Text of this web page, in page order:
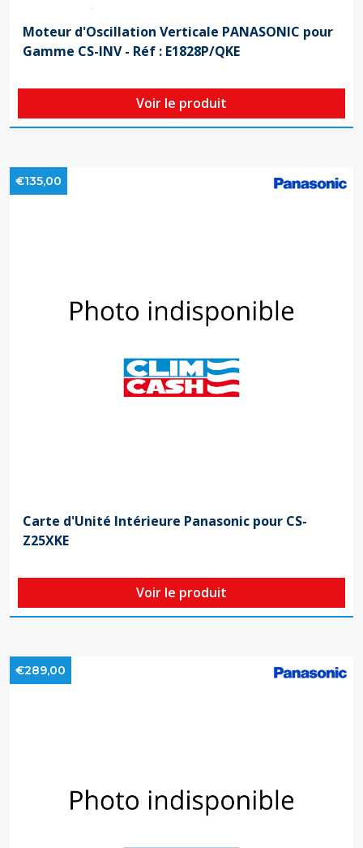
Moteur d'Oscillation Verticale PANASONIC pour
Gamme CS-INV - Réf : E1828P/QKE
Voir le produit
€135,00
Carte d'Unité Intérieure Panasonic pour CS-
Z25XKE
Voir le produit
€289,00